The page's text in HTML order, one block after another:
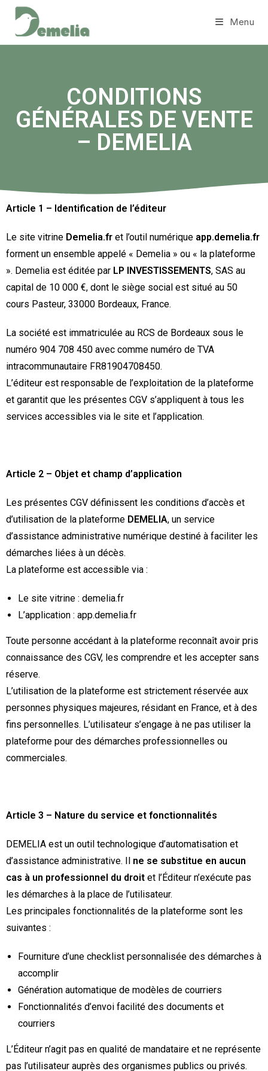
Menu
CONDITIONS
GÉNÉRALES DE VENTE
– DEMELIA
Article 1 – Identification de l’éditeur
Le site vitrine Demelia.fr et l’outil numérique app.demelia.fr
forment un ensemble appelé « Demelia » ou « la plateforme
». Demelia est éditée par LP INVESTISSEMENTS, SAS au
capital de 10 000 €, dont le siège social est situé au 50
cours Pasteur, 33000 Bordeaux, France.
La société est immatriculée au RCS de Bordeaux sous le
numéro 904 708 450 avec comme numéro de TVA
intracommunautaire FR81904708450.
L’éditeur est responsable de l’exploitation de la plateforme
et garantit que les présentes CGV s’appliquent à tous les
services accessibles via le site et l’application.
Article 2 – Objet et champ d’application
Les présentes CGV définissent les conditions d’accès et
d’utilisation de la plateforme DEMELIA, un service
d’assistance administrative numérique destiné à faciliter les
démarches liées à un décès.
La plateforme est accessible via :
Le site vitrine : demelia.fr
L’application : app.demelia.fr
Toute personne accédant à la plateforme reconnaît avoir pris
connaissance des CGV, les comprendre et les accepter sans
réserve.
L’utilisation de la plateforme est strictement réservée aux
personnes physiques majeures, résidant en France, et à des
fins personnelles. L’utilisateur s’engage à ne pas utiliser la
plateforme pour des démarches professionnelles ou
commerciales.
Article 3 – Nature du service et fonctionnalités
DEMELIA est un outil technologique d’automatisation et
d’assistance administrative. Il ne se substitue en aucun
cas à un professionnel du droit et l’Éditeur n’exécute pas
les démarches à la place de l’utilisateur.
Les principales fonctionnalités de la plateforme sont les
suivantes :
Fourniture d’une checklist personnalisée des démarches à
accomplir
Génération automatique de modèles de courriers
Fonctionnalités d’envoi facilité des documents et
courriers
L’Éditeur n’agit pas en qualité de mandataire et ne représente
pas l’utilisateur auprès des organismes publics ou privés.